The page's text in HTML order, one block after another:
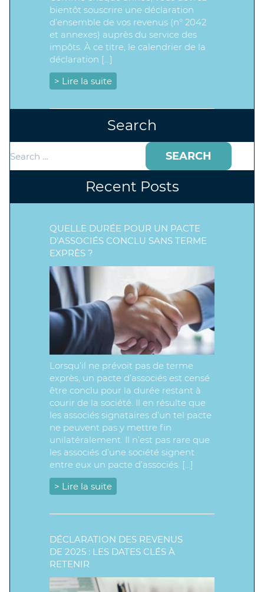
bientôt souscrire une déclaration
d’ensemble de vos revenus (n° 2042
et annexes) auprès du service des
impôts. À ce titre, le calendrier de la
déclaration […]
> Lire la suite
Search
for:
Recent Posts
QUELLE DURÉE POUR UN PACTE
D’ASSOCIÉS CONCLU SANS TERME
EXPRÈS ?
Lorsqu’il ne prévoit pas de terme
exprès, un pacte d’associés est censé
être conclu pour la durée restant à
courir de la société. Il en résulte que
les associés signataires d’un tel pacte
ne peuvent pas y mettre fin
unilatéralement. Il n’est pas rare que
les associés d’une société signent
entre eux un pacte d’associés. […]
> Lire la suite
DÉCLARATION DES REVENUS
DE 2025 : LES DATES CLÉS À
RETENIR